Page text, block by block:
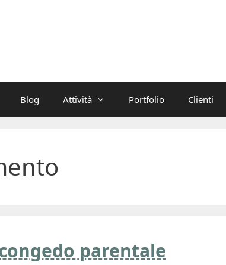
Blog Attività Portfolio Clienti
parentale